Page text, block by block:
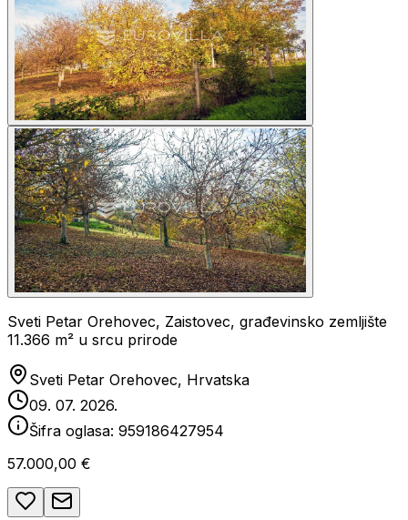
Sveti Petar Orehovec, Zaistovec, građevinsko zemljište
11.366 m² u srcu prirode
Sveti Petar Orehovec, Hrvatska
09. 07. 2026.
Šifra oglasa: 959186427954
57.000,00 €